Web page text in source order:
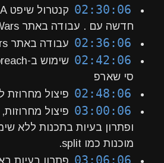
02:30:06
חדשה עם . עבודה באתר CodeWars על קאטות
02:36:06 עבודה באתר CodeWars על קאטות
02:42:06
סי שארפ
02:48:06 פיצול מחרוזת
03:00:06 פיצול
ופתרון בעיות בתכנות ללא
מוכנות כמו split.
פתרון בעיות